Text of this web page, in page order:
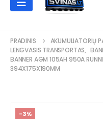
PRADINIS
AKUMULIATORIŲ
LENGVASIS TRANSPORTAS,
BANNER AGM 105AH 950A
394X175X190MM
-3%